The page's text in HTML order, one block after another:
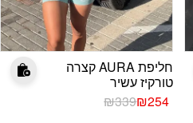
חליפת AURA קצרה
טורקיז עשיר
₪339
המחיר
₪254המחיר